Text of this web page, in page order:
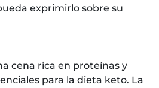
exprimirlo sobre su
cena rica en proteínas y
para la dieta keto. La